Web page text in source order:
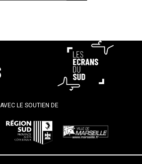
AVEC LE SOUTIEN DE